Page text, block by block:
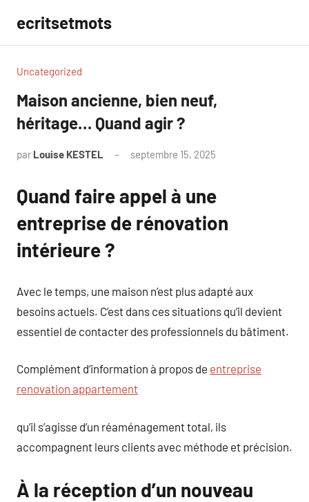
contenu
ecritsetmots
Uncategorized
Maison ancienne, bien neuf,
héritage… Quand agir ?
par Louise KESTEL septembre 15, 2025
Quand faire appel à une
entreprise de rénovation
intérieure ?
Avec le temps, une maison n’est plus adapté aux
besoins actuels. C’est dans ces situations qu’il devient
essentiel de contacter des professionnels du bâtiment.
Complément d’information à propos de entreprise
renovation appartement
qu’il s’agisse d’un réaménagement total, ils
accompagnent leurs clients avec méthode et précision.
À la réception d’un nouveau